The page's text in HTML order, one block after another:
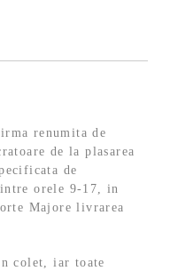
renumita de
de la plasarea
de
orele 9-17, in
Majore livrarea
colet, iar toate